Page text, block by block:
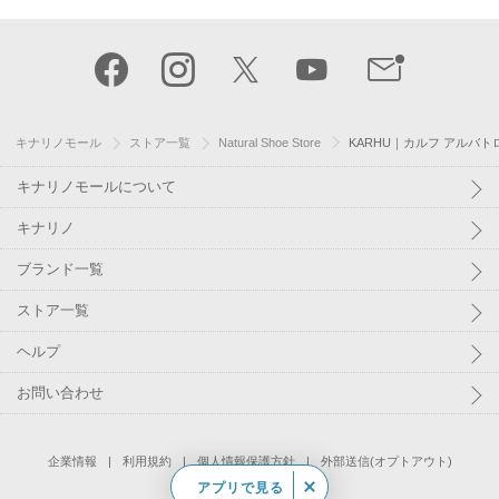
キナリノモール ストア一覧 Natural Shoe Store KARHU｜カルフ アルバト
キナリノモールについて
キナリノ
ブランド一覧
ストア一覧
ヘルプ
お問い合わせ
企業情報 利用規約 個人情報保護方針 外部送信(オプトアウト)
アプリで見る